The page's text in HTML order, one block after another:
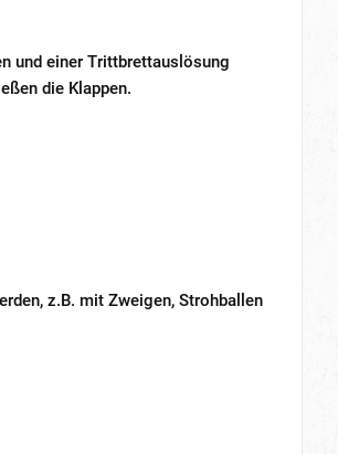
und einer Trittbrettauslösung
die Klappen.
z.B. mit Zweigen, Strohballen